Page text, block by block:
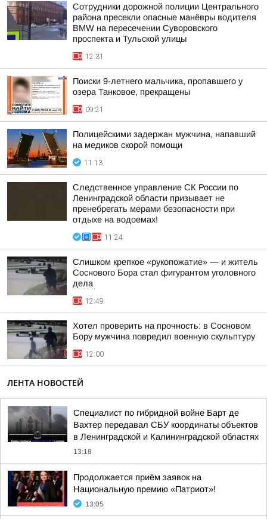
Сотрудники дорожной полиции Центрального
района пресекли опасные манёвры водителя
BMW на пересечении Суворовского
проспекта и Тульской улицы
12:31
Поиски 9-летнего мальчика, пропавшего у
озера Танковое, прекращены
09:21
Полицейскими задержан мужчина, напавший
на медиков скорой помощи
11:13
Следственное управление СК России по
Ленинградской области призывает не
пренебрегать мерами безопасности при
отдыхе на водоемах!
11:24
Слишком крепкое «рукопожатие» — и житель
Соснового Бора стал фигурантом уголовного
дела
12:49
Хотел проверить на прочность: в Сосновом
Бору мужчина повредил военную скульптуру
12:00
ЛЕНТА НОВОСТЕЙ
Специалист по гибридной войне Барт де
Вахтер передавал СБУ координаты объектов
в Ленинградской и Калининградской областях
13:18
Продолжается приём заявок на
Национальную премию «Патриот»!
13:05